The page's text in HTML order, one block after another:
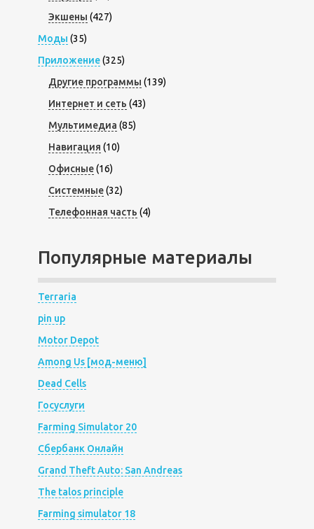
Экшены (427)
Моды (35)
Приложение(325)
Другие программы (139)
Интернет и сеть (43)
Мультимедиа (85)
Навигация (10)
Офисные(16)
Системные(32)
Телефонная часть (4)
Популярные материалы
Terraria
pin up
Motor Depot
Among Us [мод-меню]
Dead Cells
Госуслуги
Farming Simulator 20
Сбербанк Онлайн
Grand Theft Auto: San Andreas
The talos principle
Farming simulator 18